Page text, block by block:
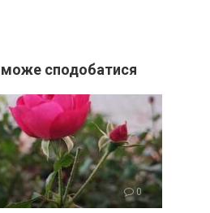
сподобатися
0